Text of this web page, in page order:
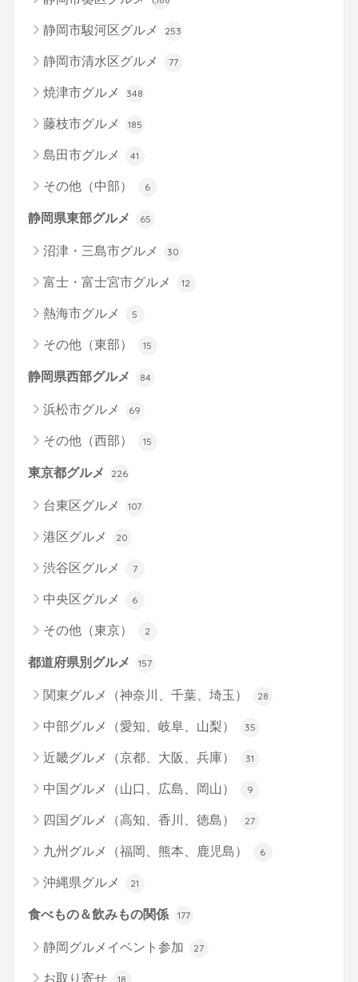
静岡市駿河区グルメ 253
静岡市清水区グルメ 77
焼津市グルメ 348
藤枝市グルメ 185
島田市グルメ 41
その他（中部） 6
静岡県東部グルメ 65
沼津・三島市グルメ 30
富士・富士宮市グルメ 12
熱海市グルメ 5
その他（東部） 15
静岡県西部グルメ 84
浜松市グルメ 69
その他（西部） 15
東京都グルメ 226
台東区グルメ 107
港区グルメ 20
渋谷区グルメ 7
中央区グルメ 6
その他（東京） 2
都道府県別グルメ 157
関東グルメ（神奈川、千葉、埼玉） 28
中部グルメ（愛知、岐阜、山梨） 35
近畿グルメ（京都、大阪、兵庫） 31
中国グルメ（山口、広島、岡山） 9
四国グルメ（高知、香川、徳島） 27
九州グルメ（福岡、熊本、鹿児島） 6
沖縄県グルメ 21
食べもの＆飲みもの関係 177
静岡グルメイベント参加 27
お取り寄せ 18